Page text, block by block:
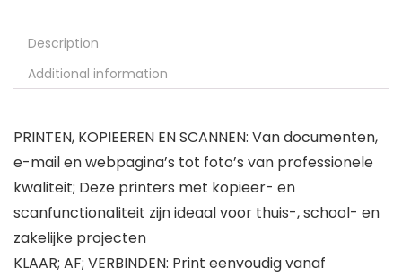
Description
Additional information
PRINTEN, KOPIEEREN EN SCANNEN: Van documenten,
e-mail en webpagina’s tot foto’s van professionele
kwaliteit; Deze printers met kopieer- en
scanfunctionaliteit zijn ideaal voor thuis-, school- en
zakelijke projecten
KLAAR; AF; VERBINDEN: Print eenvoudig vanaf